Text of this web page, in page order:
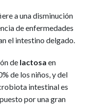
a una disminución
de enfermedades
el intestino delgado.
de lactosa en
de los niños, y del
intestinal es
por una gran